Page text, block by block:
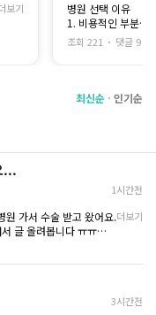
보기
병원 선택 이유
1. 비용적인 부분
2. 여자 선생님만 있
비용적인 부분이
제 몸을 남자 선생
병원 이름은 공개
곳이었어요
저는 처음이잖아요
조회 221 댓글 9
최신순 인기순
...
1시간전
원 가서 수술 받고 왔어요.
글 올려봅니다 ㅠㅠ
실 별 생각 안하고 있었
해봐야될 것 같더라고
더보기
3시간전